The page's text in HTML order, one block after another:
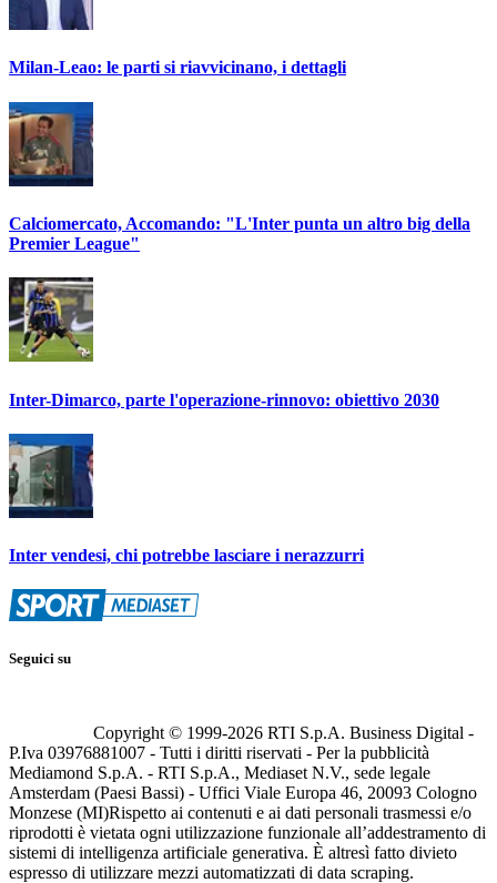
Milan-Leao: le parti si riavvicinano, i dettagli
Calciomercato, Accomando: "L'Inter punta un altro big della
Premier League"
Inter-Dimarco, parte l'operazione-rinnovo: obiettivo 2030
Inter vendesi, chi potrebbe lasciare i nerazzurri
Seguici su
Copyright © 1999-2026 RTI S.p.A. Business Digital -
P.Iva 03976881007 - Tutti i diritti riservati - Per la pubblicità
Mediamond S.p.A. - RTI S.p.A., Mediaset N.V., sede legale
Amsterdam (Paesi Bassi) - Uffici Viale Europa 46, 20093 Cologno
Monzese (MI)Rispetto ai contenuti e ai dati personali trasmessi e/o
riprodotti è vietata ogni utilizzazione funzionale all’addestramento di
sistemi di intelligenza artificiale generativa. È altresì fatto divieto
espresso di utilizzare mezzi automatizzati di data scraping.